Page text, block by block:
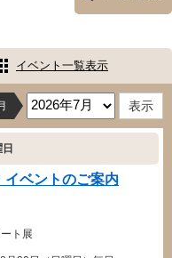
イベント一覧表示
ベントのご案内
ト展